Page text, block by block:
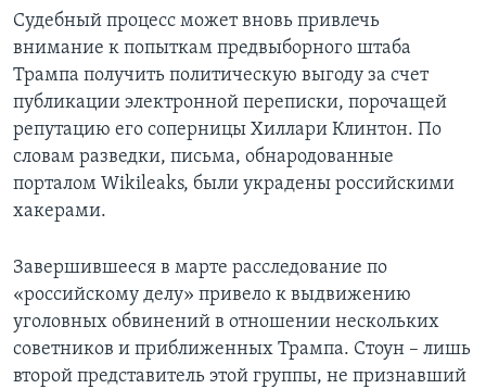
Судебный процесс может вновь привлечь
внимание к попыткам предвыборного штаба
Трампа получить политическую выгоду за счет
публикации электронной переписки, порочащей
репутацию его соперницы Хиллари Клинтон. По
словам разведки, письма, обнародованные
порталом Wikileaks, были украдены российскими
хакерами.
Завершившееся в марте расследование по
«российскому делу» привело к выдвижению
уголовных обвинений в отношении нескольких
советников и приближенных Трампа. Стоун – лишь
второй представитель этой группы, не признавший